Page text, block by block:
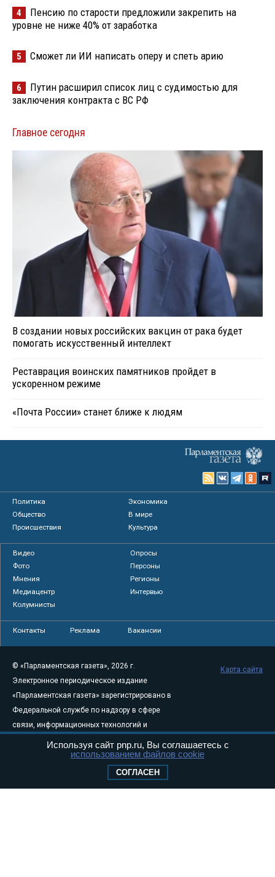
4
Пенсию по старости предложили закрепить на
уровне не ниже 40% от заработка
5 Сможет ли ИИ написать оперу и спеть арию
6
Путин расширил список лиц с судимостью для
заключения контракта с ВС РФ
Главное сегодня
В создании новых российских вакцин от рака будет
помогать искусственный интеллект
Реставрация воинских памятников пройдет в
ускоренном режиме
«Почта России» станет ближе к людям
Политика
Экономика
Общество
В мире
Происшествия
Культура
Видео
Опросы
Фото
Персоны
Мнения
Регионы
Медиацентр
Интервью
Колумнисты
Контакты Реклама Вакансии
© «Парламентская газета», 2026 г.
Электронное периодическое издание
«Парламентская газета» зарегистрировано в
Федеральной службе по надзору в сфере
связи, информационных технологий и
массовых коммуникаций (Роскомнадзор) 05
августа 2011 года. 18+
Свидетельство о регистрации Эл № ФС77-
Карта сайта
Используя сайт pnp.ru, Вы соглашаетесь с
использованием файлов cookie
СОГЛАСЕН